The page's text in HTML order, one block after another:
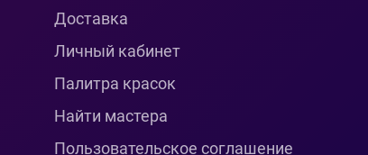
Доставка
Личный кабинет
Палитра красок
Найти мастера
Пользовательское соглашение